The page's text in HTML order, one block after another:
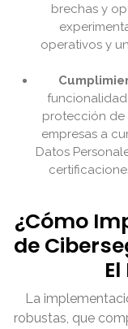
brechas y
operativos y
protección de
empresas a
Datos
¿Cómo
de
La
robustas, que